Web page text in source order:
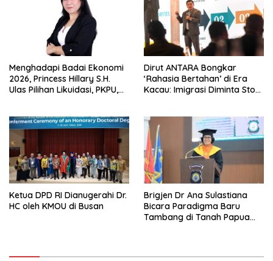
Menghadapi Badai Ekonomi
2026, Princess Hillary S.H.
Ulas Pilihan Likuidasi, PKPU,
Dirut ANTARA Bongkar
‘Rahasia Bertahan’ di Era
Kacau: Imigrasi Diminta Stop
Ketua DPD RI Dianugerahi Dr.
HC oleh KMOU di Busan
Brigjen Dr Ana Sulastiana
Bicara Paradigma Baru
Tambang di Tanah Papua